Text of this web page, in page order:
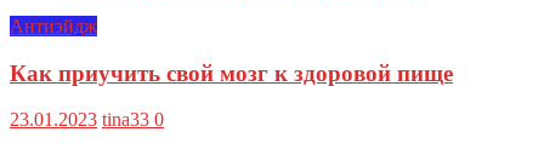
Антиэйдж
Как приучить свой мозг к здоровой пище
23.01.2023 tina33 0